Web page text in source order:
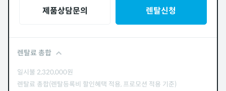
제품상담문의 렌탈신청
렌탈료 총합
일시불 2,320,000원
렌탈료 총합(렌탈등록비 할인혜택 적용, 프로모션 적용 기준)